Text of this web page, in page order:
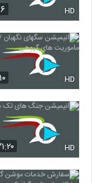
HD
HD
HD